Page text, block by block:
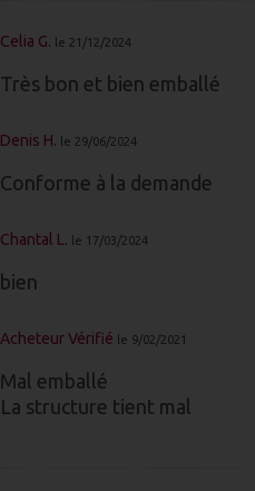
Celia G. le 21/12/2024
Très bon et bien emballé
Denis H. le 29/06/2024
Conforme à la demande
Chantal L. le 17/03/2024
bien
Acheteur Vérifié le 9/02/2021
Mal emballé
La structure tient mal